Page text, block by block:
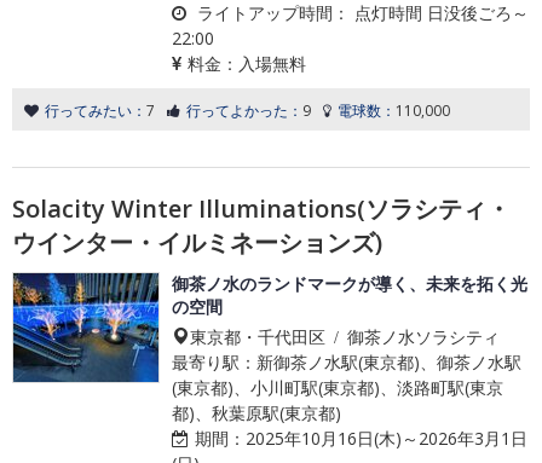
ライトアップ時間： 点灯時間 日没後ごろ～
22:00
料金： 入場無料
行ってみたい： 7 行ってよかった： 9 電球数： 110,000
Solacity Winter Illuminations(ソラシティ・
ウインター・イルミネーションズ)
御茶ノ水のランドマークが導く、未来を拓く光
の空間
東京都・千代田区 / 御茶ノ水ソラシティ
最寄り駅：新御茶ノ水駅(東京都)、御茶ノ水駅
(東京都)、小川町駅(東京都)、淡路町駅(東京
都)、秋葉原駅(東京都)
期間： 2025年10月16日(木)～2026年3月1日